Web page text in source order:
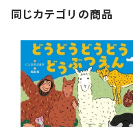
同じカテゴリの商品